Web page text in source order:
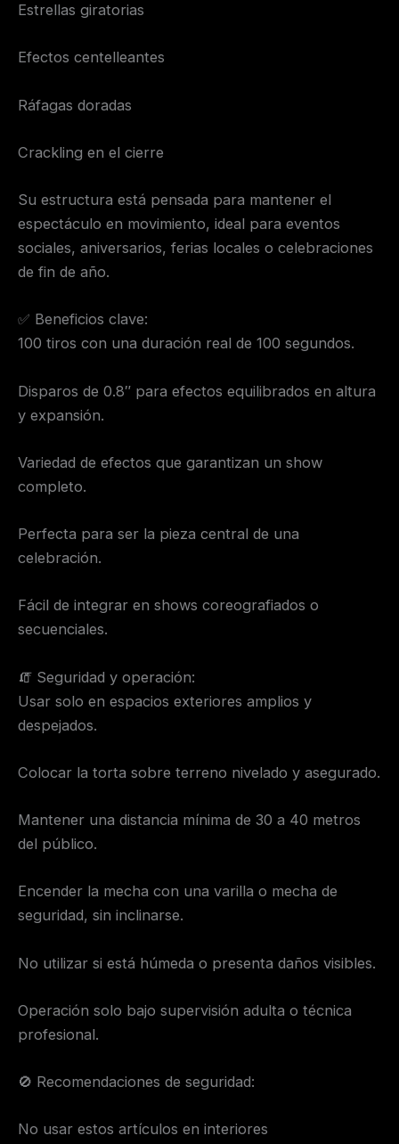
Estrellas giratorias
Efectos centelleantes
Ráfagas doradas
Crackling en el cierre
Su estructura está pensada para mantener el
espectáculo en movimiento, ideal para eventos
sociales, aniversarios, ferias locales o celebraciones
de fin de año.
✅ Beneficios clave:
100 tiros con una duración real de 100 segundos.
Disparos de 0.8″ para efectos equilibrados en altura
y expansión.
Variedad de efectos que garantizan un show
completo.
Perfecta para ser la pieza central de una
celebración.
Fácil de integrar en shows coreografiados o
secuenciales.
🧯 Seguridad y operación:
Usar solo en espacios exteriores amplios y
despejados.
Colocar la torta sobre terreno nivelado y asegurado.
Mantener una distancia mínima de 30 a 40 metros
del público.
Encender la mecha con una varilla o mecha de
seguridad, sin inclinarse.
No utilizar si está húmeda o presenta daños visibles.
Operación solo bajo supervisión adulta o técnica
profesional.
🚫 Recomendaciones de seguridad:
No usar estos artículos en interiores